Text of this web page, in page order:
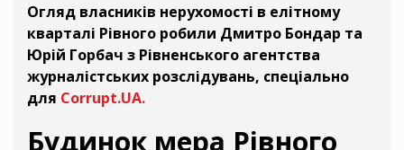
Огляд власників нерухомості в елітному
кварталі Рівного робили Дмитро Бондар та
Юрій Горбач з Рівненського агентства
журналістських розслідувань, спеціально
для Corrupt.UA.
Будинок мера Рівного